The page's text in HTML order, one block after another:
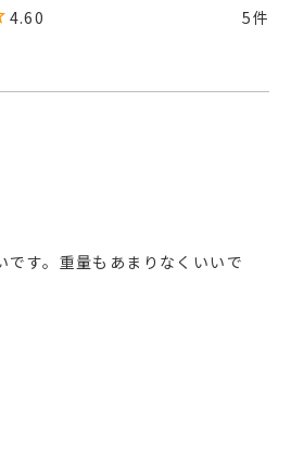
4.60 5
です。重量もあまりなくいいで